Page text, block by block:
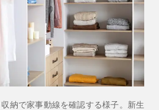
納で家事動線を確認する様子。新生